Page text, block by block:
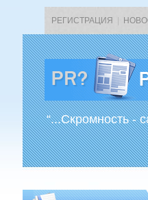
РЕГИСТРАЦИЯ
“...Скромность -